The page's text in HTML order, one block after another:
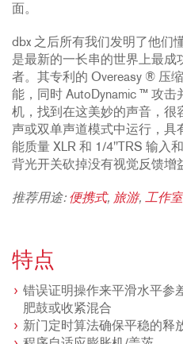
面。
dbx 之后所有我们发明了他们
是最新的一长串的世界上最成
者。其专利的 Overeasy ® 压
能，同时 AutoDynamic ™ 攻
机，找到在这美妙的声音，很
声或双单声道模式中运行，具
能质量 XLR 和 1/4"TRS 输入
背光开关砍掉没有视觉反馈增
推荐用途: 便携式, 旅游, 工作室
特点
错误证明操作来平滑水平参
肥鼓或收紧混合
新门定时算法确保平稳的释